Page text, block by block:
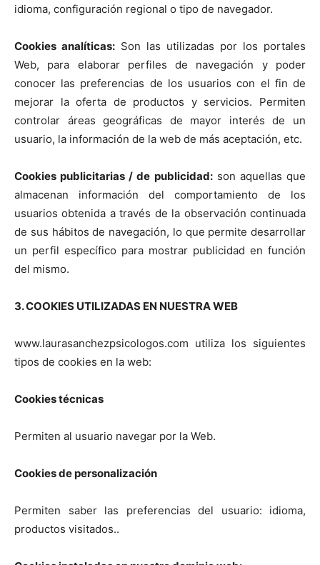
idioma, configuración regional o tipo de navegador.
Cookies analíticas: Son las utilizadas por los portales
Web, para elaborar perfiles de navegación y poder
conocer las preferencias de los usuarios con el fin de
mejorar la oferta de productos y servicios. Permiten
controlar áreas geográficas de mayor interés de un
usuario, la información de la web de más aceptación, etc.
Cookies publicitarias / de publicidad:son aquellas que
almacenan información del comportamiento de los
usuarios obtenida a través de la observación continuada
de sus hábitos de navegación, lo que permite desarrollar
un perfil específico para mostrar publicidad en función
del mismo.
3. COOKIES UTILIZADAS EN NUESTRA WEB
www.laurasanchezpsicologos.com utiliza los siguientes
tipos de cookies en la web:
Cookies técnicas
Permiten al usuario navegar por la Web.
Cookies de personalización
Permiten saber las preferencias del usuario: idioma,
productos visitados..